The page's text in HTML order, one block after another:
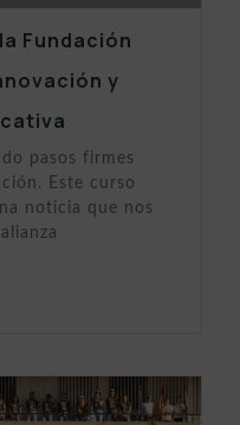
Fundación
y
pasos firmes
Este curso
noticia que nos